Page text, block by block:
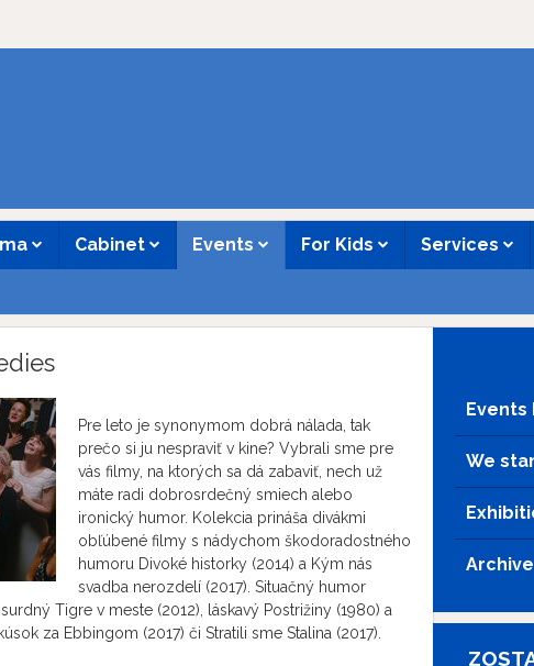
Cabinet Events For Kids Services
Pre leto je synonymom dobrá nálada, tak
prečo si ju nespraviť v kine? Vybrali sme pre
vás filmy, na ktorých sa dá zabaviť, nech už
máte radi dobrosrdečný smiech alebo
ironický humor. Kolekcia prináša divákmi
obľúbené filmy s nádychom škodoradostného
humoru Divoké historky (2014) a Kým nás
svadba nerozdelí (2017). Situačný humor
Tigre v meste (2012), láskavý Postrižiny (1980) a
za Ebbingom (2017) či Stratili sme Stalina (2017).
Events
We
Archive